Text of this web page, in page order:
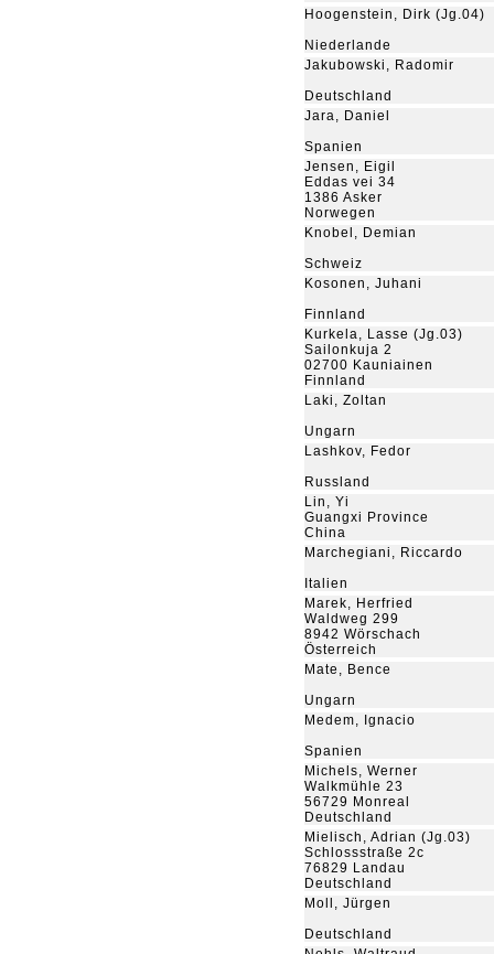
Hoogenstein, Dirk (Jg.04)
Niederlande
Jakubowski, Radomir
Deutschland
Jara, Daniel
Spanien
Jensen, Eigil
Eddas vei 34
1386 Asker
Norwegen
Knobel, Demian
Schweiz
Kosonen, Juhani
Finnland
Kurkela, Lasse (Jg.03)
Sailonkuja 2
02700 Kauniainen
Finnland
Laki, Zoltan
Ungarn
Lashkov, Fedor
Russland
Lin, Yi
Guangxi Province
China
Marchegiani, Riccardo
Italien
Marek, Herfried
Waldweg 299
8942 Wörschach
Österreich
Mate, Bence
Ungarn
Medem, Ignacio
Spanien
Michels, Werner
Walkmühle 23
56729 Monreal
Deutschland
Mielisch, Adrian (Jg.03)
Schlossstraße 2c
76829 Landau
Deutschland
Moll, Jürgen
Deutschland